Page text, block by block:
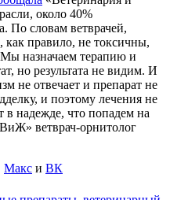
около 40%
По словам ветврачей,
как правило, не токсичны,
назначаем терапию и
но результата не видим. И
не отвечает и препарат не
и поэтому лечения не
в надежде, что попадем на
ветврач-орнитолог
Макс и ВК